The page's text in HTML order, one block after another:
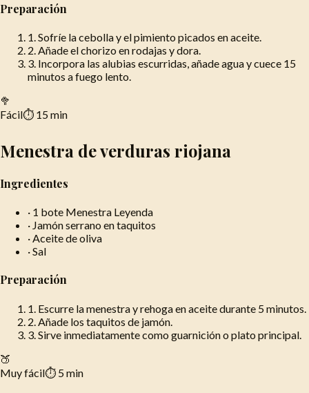
Preparación
1 Sofríe la cebolla y el pimiento picados en aceite.
2 Añade el chorizo en rodajas y dora.
3 Incorpora las alubias escurridas, añade agua y cuece 15
minutos a fuego lento.
🥦
Fácil⏱ 15 min
Menestra de verduras riojana
Ingredientes
· 1 bote Menestra Leyenda
· Jamón serrano en taquitos
·Aceite de oliva
·Sal
Preparación
1 Escurre la menestra y rehoga en aceite durante 5 minutos.
2 Añade los taquitos de jamón.
3 Sirve inmediatamente como guarnición o plato principal.
🍑
Muy fácil⏱ 5 min